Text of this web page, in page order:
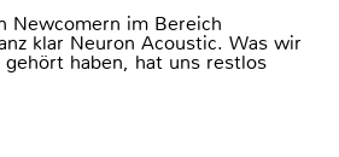
Newcomern im Bereich
klar Neuron Acoustic. Was wir
haben, hat uns restlos